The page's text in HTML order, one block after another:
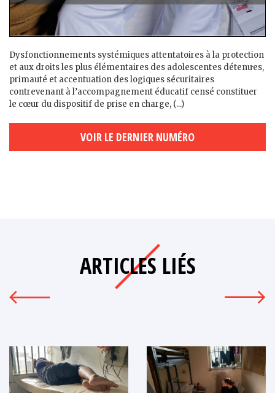
Dysfonctionnements systémiques attentatoires à la protection
et aux droits les plus élémentaires des adolescent·es détenu·es,
primauté et accentuation des logiques sécuritaires
contrevenant à l’accompagnement éducatif censé constituer
le cœur du dispositif de prise en charge, (...)
VOIR LE DERNIER NUMÉRO
ARTICLES LIÉS